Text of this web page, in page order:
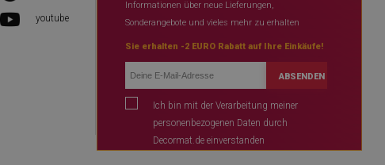
youtube
Informationen über neue Lieferungen,
Sonderangebote und vieles mehr zu erhalten
Sie erhalten -2 EURO Rabatt auf Ihre Einkäufe!
ABSENDEN
Ich bin mit der Verarbeitung meiner
personenbezogenen Daten durch
Decormat.de einverstanden